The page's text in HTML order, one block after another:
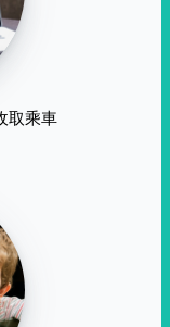
取乘車